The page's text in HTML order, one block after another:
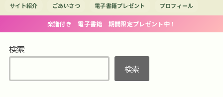
サイト紹介 ごあいさつ 電子書籍プレゼント プロフィール
楽譜付き 電子書籍 期間限定プレゼント中！
検索
検索